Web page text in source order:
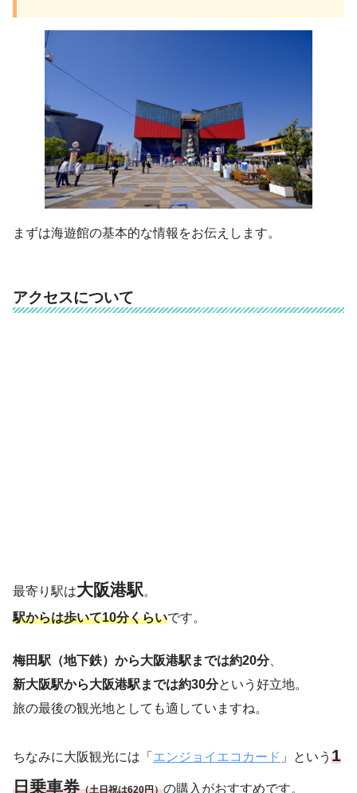
まずは海遊館の基本的な情報をお伝えします。
アクセスについて
最寄り駅は大阪港駅。
駅からは歩いて10分くらいです。
梅田駅（地下鉄）から大阪港駅までは約20分、
新大阪駅から大阪港駅までは約30分という好立地。
旅の最後の観光地としても適していますね。
ちなみに大阪観光には「 エンジョイエコカード 」という 1
日乗車券（土日祝は620円）の購入がおすすめです。